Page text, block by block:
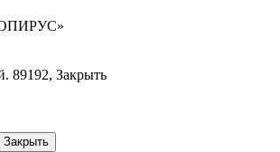
КОПИРУС»